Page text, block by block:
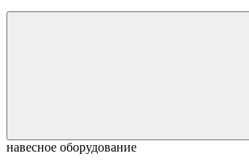
навесное оборудование